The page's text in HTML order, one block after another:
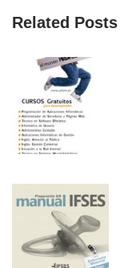
Related Posts